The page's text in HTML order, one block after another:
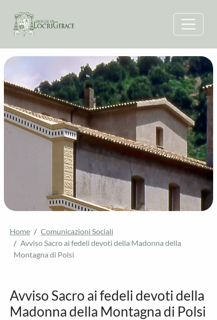
Home
Comunicazioni Sociali
Avviso Sacro ai fedeli devoti della Madonna della
Montagna di Polsi
Avviso Sacro ai fedeli devoti della
Madonna della Montagna di Polsi